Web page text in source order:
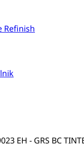
Refinish
EH - GRS BC